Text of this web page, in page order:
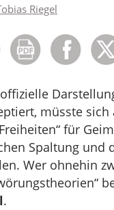
Riegel
müsste
für
Spaltung und
Wer ohnehin
.